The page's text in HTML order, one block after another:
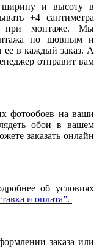
ширину и высоту в
+4 сантиметра
при монтаже. Мы
по шовным и
в каждый заказ. А
отправит вам
фотообоев на ваши
обои в вашем
заказать онлайн
об условиях
и оплата”.
заказа или